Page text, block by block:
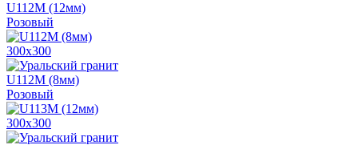
U112M (12мм)
Розовый
300х300
U112M (8мм)
Розовый
300х300